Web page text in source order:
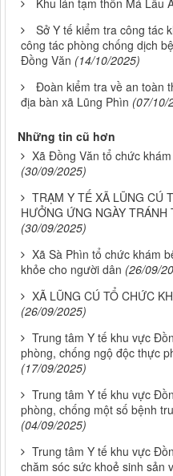
Khu lán tạm thôn Má Lầu
Sở Y tế kiểm tra công tác
công tác phòng chống dịch
Đồng Văn (14/10/2025)
Đoàn kiểm tra về an toàn
địa bàn xã Lũng Phìn (07/10/
Những tin cũ hơn
Xã Đồng Văn tổ chức
(30/09/2025)
TRẠM Y TẾ XÃ LŨNG CÚ
HƯỞNG ỨNG NGÀY
(30/09/2025)
Xã Sà Phìn tổ chức khám
khỏe cho người dân (26/09/
XÃ LŨNG CÚ TỔ CHỨC
(26/09/2025)
Trung tâm Y tế khu vực
phòng, chống ngộ độc thực
(17/09/2025)
Trung tâm Y tế khu vực
phòng, chống một số bệnh
(04/09/2025)
Trung tâm Y tế khu vực
chăm sóc sức khoẻ sinh sản